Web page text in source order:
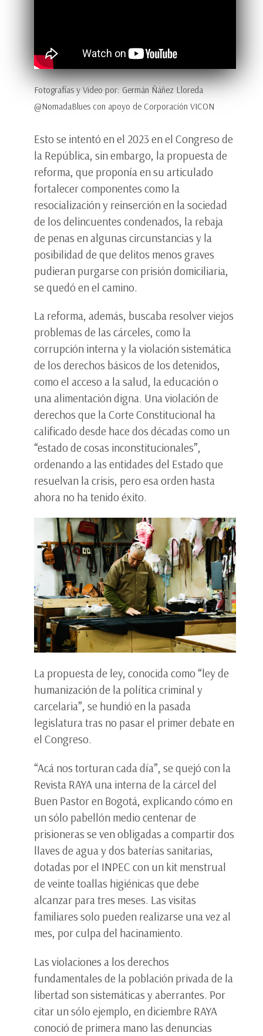
Fotografías y Video por: Germán Ñáñez Lloreda
@NomadaBlues con apoyo de Corporación VICON
Esto se intentó en el 2023 en el Congreso de
la República, sin embargo, la propuesta de
reforma, que proponía en su articulado
fortalecer componentes como la
resocialización y reinserción en la sociedad
de los delincuentes condenados, la rebaja
de penas en algunas circunstancias y la
posibilidad de que delitos menos graves
pudieran purgarse con prisión domiciliaria,
se quedó en el camino.
La reforma, además, buscaba resolver viejos
problemas de las cárceles, como la
corrupción interna y la violación sistemática
de los derechos básicos de los detenidos,
como el acceso a la salud, la educación o
una alimentación digna. Una violación de
derechos que la Corte Constitucional ha
calificado desde hace dos décadas como un
“estado de cosas inconstitucionales”,
ordenando a las entidades del Estado que
resuelvan la crisis, pero esa orden hasta
ahora no ha tenido éxito.
La propuesta de ley, conocida como “ley de
humanización de la política criminal y
carcelaria”, se hundió en la pasada
legislatura tras no pasar el primer debate en
el Congreso.
“Acá nos torturan cada día”, se quejó con la
Revista RAYA una interna de la cárcel del
Buen Pastor en Bogotá, explicando cómo en
un sólo pabellón medio centenar de
prisioneras se ven obligadas a compartir dos
llaves de agua y dos baterías sanitarias,
dotadas por el INPEC con un kit menstrual
de veinte toallas higiénicas que debe
alcanzar para tres meses. Las visitas
familiares solo pueden realizarse una vez al
mes, por culpa del hacinamiento.
Las violaciones a los derechos
fundamentales de la población privada de la
libertad son sistemáticas y aberrantes. Por
citar un sólo ejemplo, en diciembre RAYA
conoció de primera mano las denuncias